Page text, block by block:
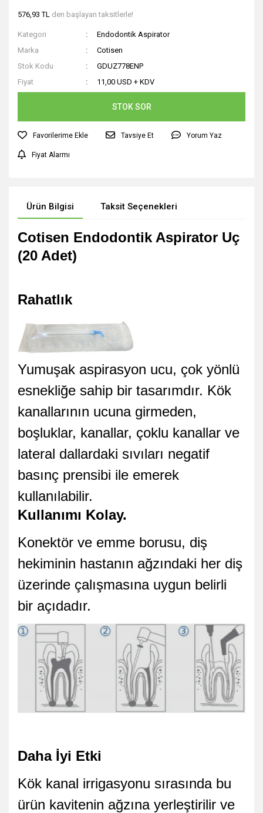
576,93 TL den başlayan taksitlerle!
Kategori
Endodontik Aspirator
Marka
Cotisen
Stok Kodu
GDUZ778ENP
Fiyat
11,00 USD + KDV
STOK SOR
Tavsiye Et Yorum Yaz
Fiyat Alarmı
Ürün Bilgisi Taksit Seçenekleri
Cotisen Endodontik Aspirator Uç
(20 Adet)
Rahatlık
Yumuşak aspirasyon ucu, çok yönlü
esnekliğe sahip bir tasarımdır. Kök
kanallarının ucuna girmeden,
boşluklar, kanallar, çoklu kanallar ve
lateral dallardaki sıvıları negatif
basınç prensibi ile emerek
kullanılabilir.
Kullanımı Kolay.
Konektör ve emme borusu, diş
hekiminin hastanın ağzındaki her diş
üzerinde çalışmasına uygun belirli
bir açıdadır.
Daha İyi Etki
Kök kanal irrigasyonu sırasında bu
ürün kavitenin ağzına yerleştirilir ve